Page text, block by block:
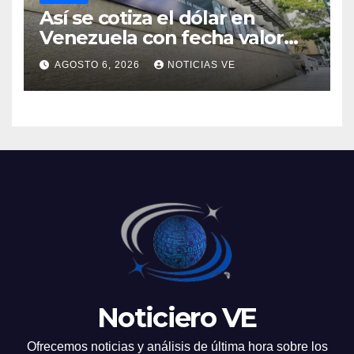
Así se cotiza el dólar en
Venezuela con fecha valor
viernes 7 de agosto de 2026
AGOSTO 6, 2026 NOTICIAS VE
Noticiero VE
Ofrecemos noticias y análisis de última hora sobre los